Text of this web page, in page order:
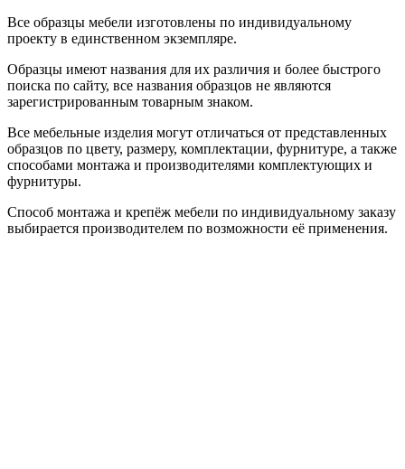
Все образцы мебели изготовлены по индивидуальному
проекту в единственном экземпляре.
Образцы имеют названия для их различия и более быстрого
поиска по сайту, все названия образцов не являются
зарегистрированным товарным знаком.
Все мебельные изделия могут отличаться от представленных
образцов по цвету, размеру, комплектации, фурнитуре, а также
способами монтажа и производителями комплектующих и
фурнитуры.
Способ монтажа и крепёж мебели по индивидуальному заказу
выбирается производителем по возможности её применения.